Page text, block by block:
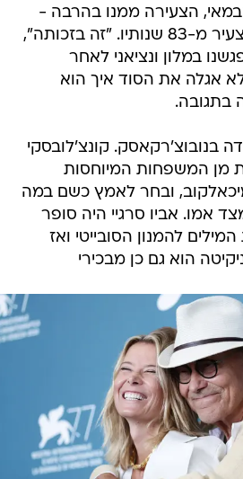
הצעירה ממנו בהרבה -
אם כי גם הוא נראה צעיר מ-83 שנותיו. "זה בזכותה",
במלון ונציאני לאחר
אגלה את הסוד איך הוא
בתגובה.
בנובוצ'רקאסק. קונצ'לובסקי
מן המשפחות המיוחסות
ובחר לאמץ כשם במה
אמו. אביו סרגיי היה סופר
להמנון הסובייטי ואז
הוא גם כן מבכירי